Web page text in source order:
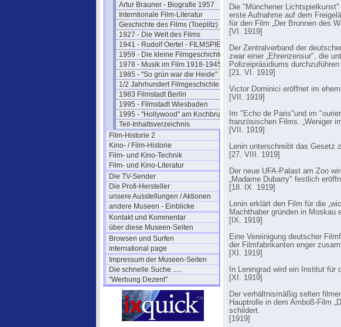
Artur Brauner - Biografie 1957
Interntionale Film-Literatur
Geschichte des Films (Toeplitz)
1927 - Die Welt des Films
1941 - Rudolf Oertel - FILMSPIEGEL
1959 - Die kleine Filmgeschichte
1978 - Musik im Film 1918-1945
1985 - "So grün war die Heide"
1/2 Jahrhundert Filmgeschichte
1983 Filmstadt Berlin
1995 - Filmstadt Wiesbaden
1995 - "Hollywood" am Kochbrunnen
Teil-Inhaltsverzeichnis
Film-Historie 2
Kino- / Film-Historie
Film- und Kino-Technik
Film- und Kino-Literatur
Die TV-Sender
Die Profi-Hersteller
unsere Ausstellungen / Aktionen
andere Museen - Einblicke
Kontakt und Kommentar
über diese Museen-Seiten
Browsen und Surfen
international page
Impressum der Museen-Seiten
Die schnelle Suche .....
"Werbung Dezent"
Die "Münchener
erste Aufnahme auf dem
für den Film „Der Brunnen des
[VI. 1919]
Der Zentralverband der
zwar einer „Ehrenzensur", die
Polizeipräsidiums durchzuführen
[21. VI. 1919]
Victor Dominici eröffnet im
[VII. 1919]
Im "Echo de Paris"und im
französischen Films. „Weniger
[VII. 1919]
Lenin unterschreibt das Gesetz
[27. VIII. 1919]
Der neue UFA-Palast am Zoo
„Madame Dubarry" festlich
[18. IX. 1919]
Lenin erklärt den Film für die
Machthaber gründen in Moskau
[IX. 1919]
Eine Vereinigung deutscher
der Filmfabrikanten enger
[XI. 1919]
In Leningrad wird ein Institut
[XI. 1919]
Der verhältnismäßig selten
Hauptrolle in dem Amboß-Film
schildert.
[1919]